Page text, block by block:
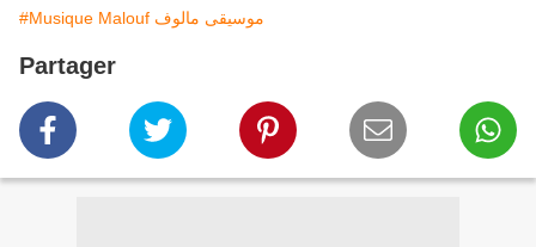
#Musique Malouf موسيقى مالوف
Partager